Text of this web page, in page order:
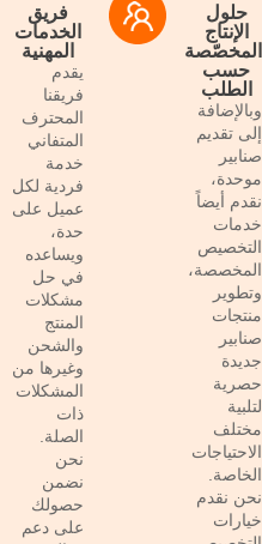
حلول
الإنتاج
المخصّصة
حسب
الطلب
وبالإضافة
إلى تقديم
صنابير
موحدة،
نقدم أيضاً
خدمات
التخصيص
المخصصة،
وتطوير
منتجات
صنابير
جديدة
حصرية
لتلبية
مختلف
الاحتياجات
الخاصة.
نحن نقدم
خيارات
فريق
الخدمات
المهنية
يقدم
فريقنا
المحترف
المتفاني
خدمة
فردية لكل
عميل على
حدة،
ويساعده
في حل
مشكلات
المنتج
والشحن
وغيرها من
المشكلات
ذات
الصلة.
نحن
نضمن
حصولك
على دعم